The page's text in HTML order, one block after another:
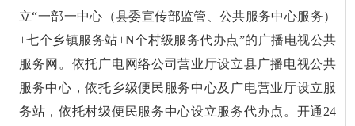
立“一部一中心（县委宣传部监管、公共服务中心服务）
+七个乡镇服务站+N个村级服务代办点”的广播电视公共
服务网。依托广电网络公司营业厅设立县广播电视公共
服务中心，依托乡级便民服务中心及广电营业厅设立服
务站，依托村级便民服务中心设立服务代办点。开通24